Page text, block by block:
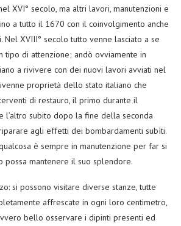
XVI° secolo, ma altri lavori, manutenzioni e
a tutto il 1670 con il coinvolgimento anche
Nel XVIII° secolo tutto venne lasciato a se
tipo di attenzione; andò ovviamente in
a rivivere con dei nuovi lavori avviati nel
proprietà dello stato italiano che
di restauro, il primo durante il
l’altro subito dopo la fine della seconda
agli effetti dei bombardamenti subìti.
è sempre in manutenzione per far si
possa mantenere il suo splendore.
si possono visitare diverse stanze, tutte
affrescate in ogni loro centimetro,
bello osservare i dipinti presenti ed